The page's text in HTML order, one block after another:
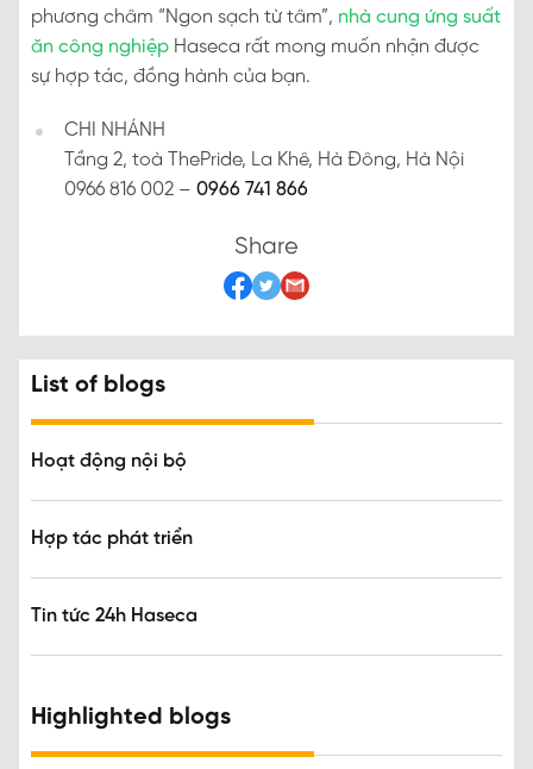
phương châm “Ngon sạch từ tâm”, nhà cung ứng suất
ăn công nghiệp Haseca rất mong muốn nhận được
sự hợp tác, đồng hành của bạn.
CHI NHÁNH
Tầng 2, toà ThePride, La Khê, Hà Đông, Hà Nội
0966 816 002 – 0966 741 866
Share
List of blogs
Hoạt động nội bộ
Hợp tác phát triển
Tin tức 24h Haseca
Highlighted blogs